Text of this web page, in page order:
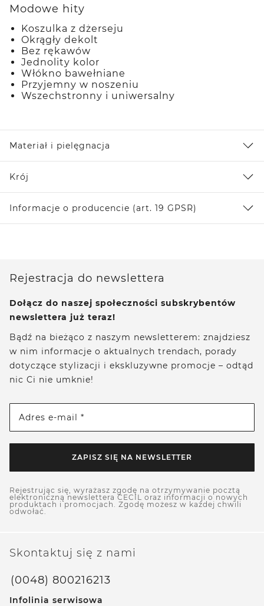
Modowe hity
Koszulka z dżerseju
Okrągły dekolt
Bez rękawów
Jednolity kolor
Włókno bawełniane
Przyjemny w noszeniu
Wszechstronny i uniwersalny
Materiał i pielęgnacja
Krój
Informacje o producencie (art. 19 GPSR)
Rejestracja do newslettera
Dołącz do naszej społeczności subskrybentów
newslettera już teraz!
Bądź na bieżąco z naszym newsletterem: znajdziesz
w nim informacje o aktualnych trendach, porady
dotyczące stylizacji i ekskluzywne promocje – odtąd
nic Ci nie umknie!
Adres e-mail *
ZAPISZ SIĘ NA NEWSLETTER
Rejestrując się, wyrażasz zgodę na otrzymywanie pocztą
elektroniczną newslettera CECIL oraz informacji o nowych
produktach i promocjach. Zgodę możesz w każdej chwili
odwołać.
Skontaktuj się z nami
(0048) 800216213
Infolinia serwisowa